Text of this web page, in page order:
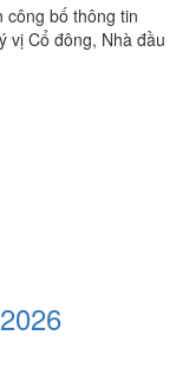
công bố thông tin
vị Cổ đông, Nhà đầu